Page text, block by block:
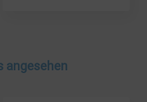
angesehen